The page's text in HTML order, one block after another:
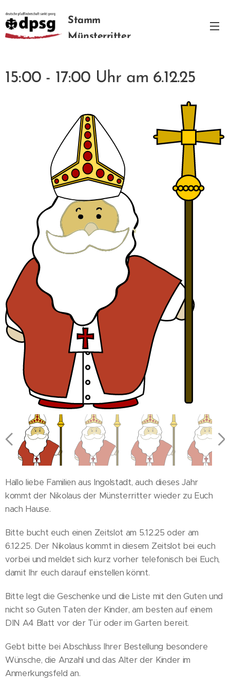
Stamm
Münsterritter
15:00 - 17:00 Uhr am 6.12.25
Hallo liebe Familien aus Ingolstadt, auch dieses Jahr
kommt der Nikolaus der Münsterritter wieder zu Euch
nach Hause.
Bitte bucht euch einen Zeitslot am 5.12.25 oder am
6.12.25. Der Nikolaus kommt in diesem Zeitslot bei euch
vorbei und meldet sich kurz vorher telefonisch bei Euch,
damit Ihr euch darauf einstellen könnt.
Bitte legt die Geschenke und die Liste mit den Guten und
nicht so Guten Taten der Kinder, am besten auf einem
DIN A4 Blatt vor der Tür oder im Garten bereit.
Gebt bitte bei Abschluss Ihrer Bestellung besondere
Wünsche, die Anzahl und das Alter der Kinder im
Anmerkungsfeld an.